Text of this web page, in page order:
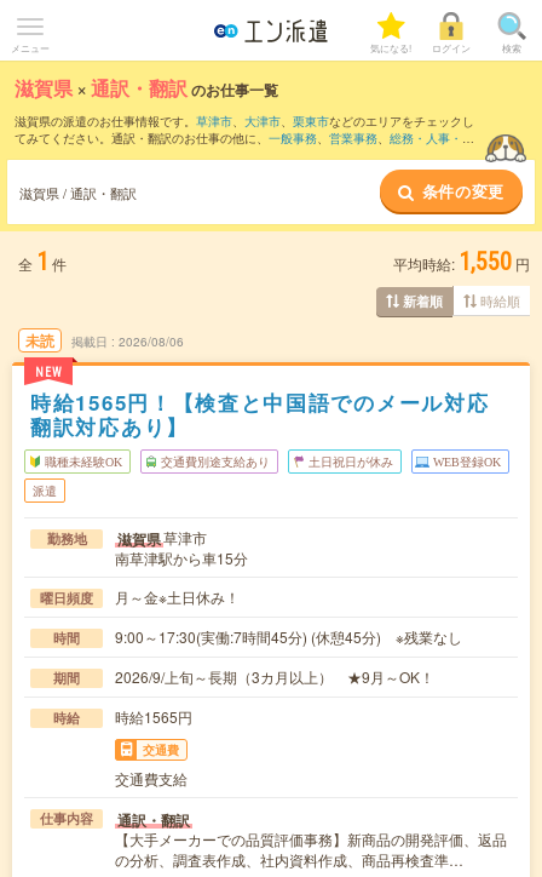
メニュー 気になる! ログイン 検索
滋賀県 ×通訳・翻訳のお仕事一覧
滋賀県の派遣のお仕事情報です。 草津市、 大津市、 栗東市などのエリアをチェックし
てみてください。通訳・翻訳のお仕事の他に、 一般事務、 営業事務、 総務・人事・労
通訳・翻訳のお仕事とは？と
は？
滋賀県 / 通訳・翻訳 条件の変更
全 1 件 平均時給: 1,550 円
新着順 時給順
未読
NEW
掲載日 2026/08/06
時給1565円！【検査と中国語でのメール対応
翻訳対応あり】
職種未経験OK 交通費別途支給あり 土日祝日が休み WEB登録OK
派遣
勤務地 滋賀県草津市
南草津駅から車15分
曜日頻度 月～金※土日休み！
時間 9:00～17:30(実働:7時間45分) (休憩45分) ※残業なし
期間 2026/9/上旬～長期（3カ月以上） ★9月～OK！
時給 時給1565円
交通費
交通費支給
仕事内容 通訳・翻訳
【大手メーカーでの品質評価事務】新商品の開発評価、返品
の分析、調査表作成、社内資料作成、商品再検査準…